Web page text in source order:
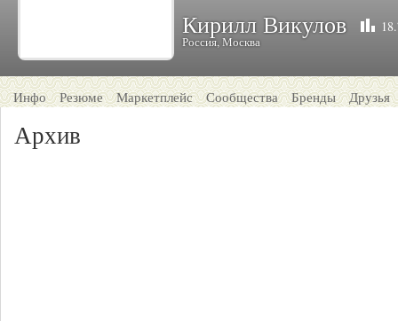
Кирилл Викулов
Россия, Москва
Инфо Резюме Маркетплейс Сообщества Бренды Друзья
Архив